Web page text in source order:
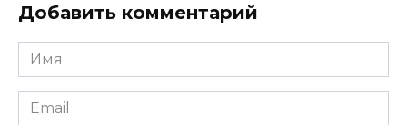
Добавить комментарий
Имя
*
Email
*